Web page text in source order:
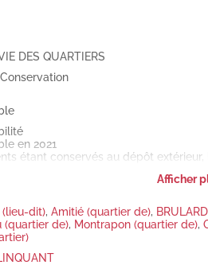
DES QUARTIERS
en 2021
étant conservés au dépôt
Afficher
(lieu-dit), Amitié (quartier de),
(quartier de), Montrapon (quartier de),